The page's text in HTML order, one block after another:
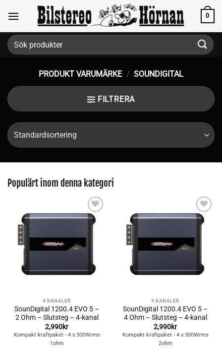
content
0
Sök
efter:
PRODUKT VARUMÄRKE / SOUNDIGITAL
FILTRERA
Populärt inom denna kategori
4 KANALER
SounDigital 1200.4 EVO 5 –
2 Ohm – Slutsteg – 4-kanal
2,990kr
Kompakt kraftpaket - 4 x 300Wrms
1ohm
4 KANALER
SounDigital 1200.4 EVO 5 –
4 Ohm – Slutsteg – 4-kanal
2,990kr
Kompakt kraftpaket - 4 x 300Wrms
2ohm